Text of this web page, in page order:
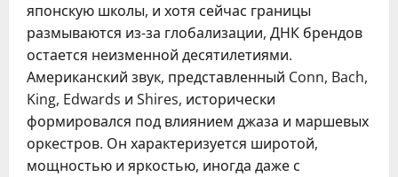
японскую школы, и хотя сейчас границы
размываются из-за глобализации, ДНК брендов
остается неизменной десятилетиями.
Американский звук, представленный Conn, Bach,
King, Edwards и Shires, исторически
формировался под влиянием джаза и маршевых
оркестров. Он характеризуется широтой,
мощностью и яркостью, иногда даже с